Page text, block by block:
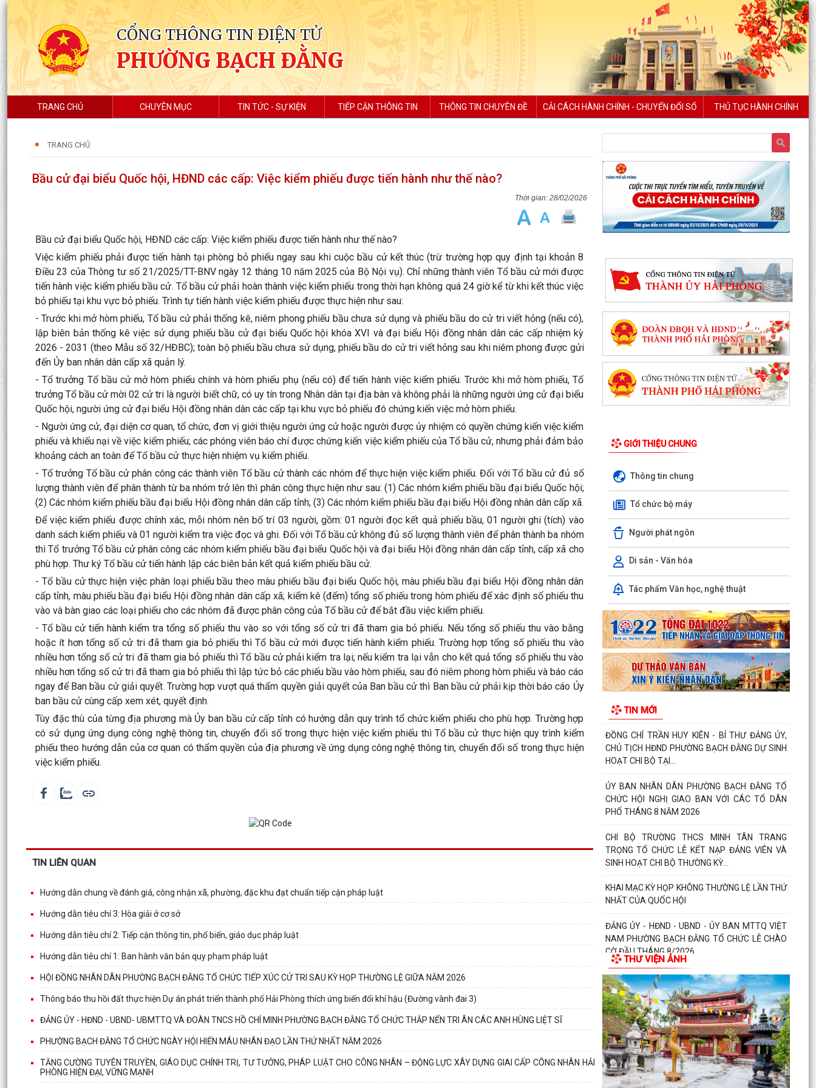
CỔNG THÔNG TIN ĐIỆN TỬ
PHƯỜNG BẠCH ĐẰNG
TRANG CHỦ CHUYÊN MỤC TIN TỨC - SỰ KIỆN TIẾP CẬN THÔNG TIN THÔNG TIN CHUYÊN ĐỀ CẢI CÁCH HÀNH CHÍNH - CHUYỂN ĐỔI SỐ THỦ TỤC HÀNH CHÍNH
TRANG CHỦ
Bầu cử đại biểu Quốc hội, HĐND các cấp: Việc kiểm phiếu được tiến hành như thế nào?
28/02/2026
Bầu cử đại biểu Quốc hội, HĐND các cấp: Việc kiểm phiếu được tiến hành như thế nào?
Việc kiểm phiếu phải được tiến hành tại phòng bỏ phiếu ngay sau khi cuộc bầu cử kết thúc (trừ trường hợp quy định tại khoản 8
Điều 23 của Thông tư số 21/2025/TT-BNV ngày 12 tháng 10 năm 2025 của Bộ Nội vụ). Chỉ những thành viên Tổ bầu cử mới được
tiến hành việc kiểm phiếu bầu cử. Tổ bầu cử phải hoàn thành việc kiểm phiếu trong thời hạn không quá 24 giờ kể từ khi kết thúc việc
bỏ phiếu tại khu vực bỏ phiếu. Trình tự tiến hành việc kiểm phiếu được thực hiện như sau:
- Trước khi mở hòm phiếu, Tổ bầu cử phải thống kê, niêm phong phiếu bầu chưa sử dụng và phiếu bầu do cử tri viết hỏng (nếu có),
lập biên bản thống kê việc sử dụng phiếu bầu cử đại biểu Quốc hội khóa XVI và đại biểu Hội đồng nhân dân các cấp nhiệm kỳ
2026 - 2031 (theo Mẫu số 32/HĐBC); toàn bộ phiếu bầu chưa sử dụng, phiếu bầu do cử tri viết hỏng sau khi niêm phong được gửi
đến Ủy ban nhân dân cấp xã quản lý.
- Tổ trưởng Tổ bầu cử mở hòm phiếu chính và hòm phiếu phụ (nếu có) để tiến hành việc kiểm phiếu. Trước khi mở hòm phiếu, Tổ
trưởng Tổ bầu cử mời 02 cử tri là người biết chữ, có uy tín trong Nhân dân tại địa bàn và không phải là những người ứng cử đại biểu
Quốc hội, người ứng cử đại biểu Hội đồng nhân dân các cấp tại khu vực bỏ phiếu đó chứng kiến việc mở hòm phiếu.
- Người ứng cử, đại diện cơ quan, tổ chức, đơn vị giới thiệu người ứng cử hoặc người được ủy nhiệm có quyền chứng kiến việc kiểm
phiếu và khiếu nại về việc kiểm phiếu; các phóng viên báo chí được chứng kiến việc kiểm phiếu của Tổ bầu cử, nhưng phải đảm bảo
khoảng cách an toàn để Tổ bầu cử thực hiện nhiệm vụ kiểm phiếu.
- Tổ trưởng Tổ bầu cử phân công các thành viên Tổ bầu cử thành các nhóm để thực hiện việc kiểm phiếu. Đối với Tổ bầu cử đủ số
lượng thành viên để phân thành từ ba nhóm trở lên thì phân công thực hiện như sau: (1) Các nhóm kiểm phiếu bầu đại biểu Quốc hội;
(2) Các nhóm kiểm phiếu bầu đại biểu Hội đồng nhân dân cấp tỉnh; (3) Các nhóm kiểm phiếu bầu đại biểu Hội đồng nhân dân cấp xã.
Để việc kiểm phiếu được chính xác, mỗi nhóm nên bố trí 03 người, gồm: 01 người đọc kết quả phiếu bầu, 01 người ghi (tích) vào
danh sách kiểm phiếu và 01 người kiểm tra việc đọc và ghi. Đối với Tổ bầu cử không đủ số lượng thành viên để phân thành ba nhóm
thì Tổ trưởng Tổ bầu cử phân công các nhóm kiểm phiếu bầu đại biểu Quốc hội và đại biểu Hội đồng nhân dân cấp tỉnh, cấp xã cho
phù hợp. Thư ký Tổ bầu cử tiến hành lập các biên bản kết quả kiểm phiếu bầu cử.
- Tổ bầu cử thực hiện việc phân loại phiếu bầu theo màu phiếu bầu đại biểu Quốc hội, màu phiếu bầu đại biểu Hội đồng nhân dân
cấp tỉnh, màu phiếu bầu đại biểu Hội đồng nhân dân cấp xã; kiểm kê (đếm) tổng số phiếu trong hòm phiếu để xác định số phiếu thu
vào và bàn giao các loại phiếu cho các nhóm đã được phân công của Tổ bầu cử để bắt đầu việc kiểm phiếu.
- Tổ bầu cử tiến hành kiểm tra tổng số phiếu thu vào so với tổng số cử tri đã tham gia bỏ phiếu. Nếu tổng số phiếu thu vào bằng
hoặc ít hơn tổng số cử tri đã tham gia bỏ phiếu thì Tổ bầu cử mới được tiến hành kiểm phiếu. Trường hợp tổng số phiếu thu vào
nhiều hơn tổng số cử tri đã tham gia bỏ phiếu thì Tổ bầu cử phải kiểm tra lại; nếu kiểm tra lại vẫn cho kết quả tổng số phiếu thu vào
nhiều hơn tổng số cử tri đã tham gia bỏ phiếu thì lập tức bỏ các phiếu bầu vào hòm phiếu, sau đó niêm phong hòm phiếu và báo cáo
ngay để Ban bầu cử giải quyết. Trường hợp vượt quá thẩm quyền giải quyết của Ban bầu cử thì Ban bầu cử phải kịp thời báo cáo Ủy
ban bầu cử cùng cấp xem xét, quyết định.
Tùy đặc thù của từng địa phương mà Ủy ban bầu cử cấp tỉnh có hướng dẫn quy trình tổ chức kiểm phiếu cho phù hợp. Trường hợp
có sử dụng ứng dụng công nghệ thông tin, chuyển đổi số trong thực hiện việc kiểm phiếu thì Tổ bầu cử thực hiện quy trình kiểm
phiếu theo hướng dẫn của cơ quan có thẩm quyền của địa phương về ứng dụng công nghệ thông tin, chuyển đổi số trong thực hiện
việc kiểm phiếu.
TIN LIÊN QUAN
Hướng dẫn chung về đánh giá, công nhận xã, phường, đặc khu đạt chuẩn tiếp cận pháp luật
Hướng dẫn tiêu chí 3: Hòa giải ở cơ sở
Hướng dẫn tiêu chí 2: Tiếp cận thông tin, phổ biến, giáo dục pháp luật
Hướng dẫn tiêu chí 1: Ban hành văn bản quy phạm pháp luật
HỘI ĐỒNG NHÂN DÂN PHƯỜNG BẠCH ĐẰNG TỔ CHỨC TIẾP XÚC CỬ TRI SAU KỲ HỌP THƯỜNG LỆ GIỮA NĂM 2026
Thông báo thu hồi đất thực hiện Dự án phát triển thành phố Hải Phòng thích ứng biến đổi khí hậu (Đường vành đai 3)
ĐẢNG ỦY - HĐND - UBND- UBMTTQ VÀ ĐOÀN TNCS HỒ CHÍ MINH PHƯỜNG BẠCH ĐẰNG TỔ CHỨC THẮP NẾN TRI ÂN CÁC ANH HÙNG LIỆT SĨ
PHƯỜNG BẠCH ĐẰNG TỔ CHỨC NGÀY HỘI HIẾN MÁU NHÂN ĐẠO LẦN THỨ NHẤT NĂM 2026
TĂNG CƯỜNG TUYÊN TRUYỀN, GIÁO DỤC CHÍNH TRỊ, TƯ TƯỞNG, PHÁP LUẬT CHO CÔNG NHÂN – ĐỘNG LỰC XÂY DỰNG GIAI CẤP CÔNG NHÂN HẢI
PHÒNG HIỆN ĐẠI, VỮNG MẠNH
GIỚI THIỆU CHUNG
Thông tin chung
Tổ chức bộ máy
Người phát ngôn
Di sản - Văn hóa
Tác phẩm Văn học, nghệ thuật
TIN MỚI
PHƯỜNG BẠCH ĐẰNG CÓ 2 TUYẾN ĐƯỜNG
ĐƯỢC ĐẶT TÊN THEO NGHỊ QUYẾT SỐ
22/2026/NQ-HĐND, NGÀY 28/7/2026...
Công văn tham gia ý kiến dự thảo Nghị quyết
của Hội đồng nhân dân phường quy định nội
dung chi, mức...
TIẾP TỤC THỰC HIỆN NGHIÊM CHỈ THỊ SỐ
17/CT-UBND CỦA UBND THÀNH PHỐ HẢI
PHÒNG VỀ TĂNG CƯỜNG CÔNG TÁC...
ĐẢNG ỦY PHƯỜNG BẠCH ĐẰNG HỌP TỔ CÔNG
TÁC THỰC HIỆN SỐ HÓA, TẠO LẬP DỮ LIỆU
ĐẢNG VIÊN
CHI BỘ TỔ DÂN PHỐ MY ĐÔNG TRANG TRỌNG
HOẠT CHI BỘ THƯỜNG KỲ...
ĐỒNG CHÍ TRẦN HUY KIÊN - BÍ THƯ ĐẢNG ỦY,
CHỦ TỊCH HĐND PHƯỜNG BẠCH ĐẰNG DỰ SINH
HOẠT CHI BỘ TẠI...
ỦY BAN NHÂN DÂN PHƯỜNG BẠCH ĐẰNG TỔ
CHỨC HỘI NGHỊ GIAO BAN VỚI CÁC TỔ DÂN
PHỐ THÁNG 8 NĂM 2026
CHI BỘ TRƯỜNG THCS MINH TÂN TRANG
TRỌNG TỔ CHỨC LỄ KẾT NẠP ĐẢNG VIÊN VÀ
SINH HOẠT CHI BỘ THƯỜNG KỲ...
KHAI MẠC KỲ HỌP KHÔNG THƯỜNG LỆ LẦN THỨ
NHẤT CỦA QUỐC HỘI
ĐẢNG ỦY - HĐND - UBND - ỦY BAN MTTQ VIỆT
NAM PHƯỜNG BẠCH ĐẰNG TỔ CHỨC LỄ CHÀO
CỜ ĐẦU THÁNG 8/2026
CÁC CHI BỘ TRỰC THUỘC ĐẢNG BỘ PHƯỜNG
BẠCH ĐẰNG TỔ CHỨC SINH HOẠT CHI BỘ
THƯỜNG KỲ THÁNG 8/2026
NGHỊ QUYẾT ĐẶT TÊN ĐƯỜNG, PHỐ VÀ CÔNG
TRÌNH CÔNG CỘNG TRÊN ĐỊA BÀN THÀNH PHỐ
HẢI PHÒNG
THÔNG BÁO Về việc đăng ký đội tuyển tham gia
THƯ VIỆN ẢNH